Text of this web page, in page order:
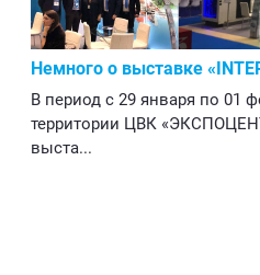
Немного о выставке
В период с 29 января по 01
территории ЦВК
выста...